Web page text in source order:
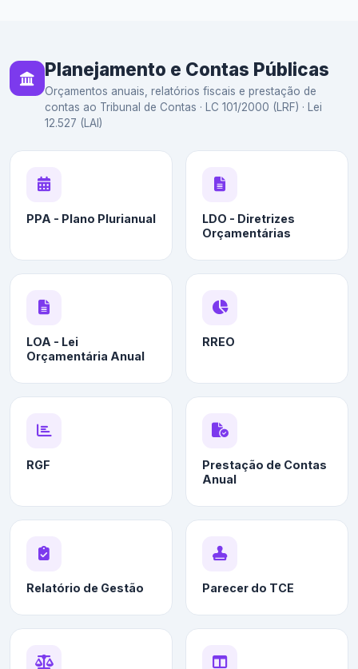
Planejamento e Contas Públicas
Orçamentos anuais, relatórios fiscais e prestação de
contas ao Tribunal de Contas · LC 101/2000 (LRF) · Lei
12.527 (LAI)
PPA - Plano Plurianual
LDO - Diretrizes
Orçamentárias
LOA - Lei
Orçamentária Anual
RREO
RGF
Prestação de Contas
Anual
Relatório de Gestão Parecer do TCE